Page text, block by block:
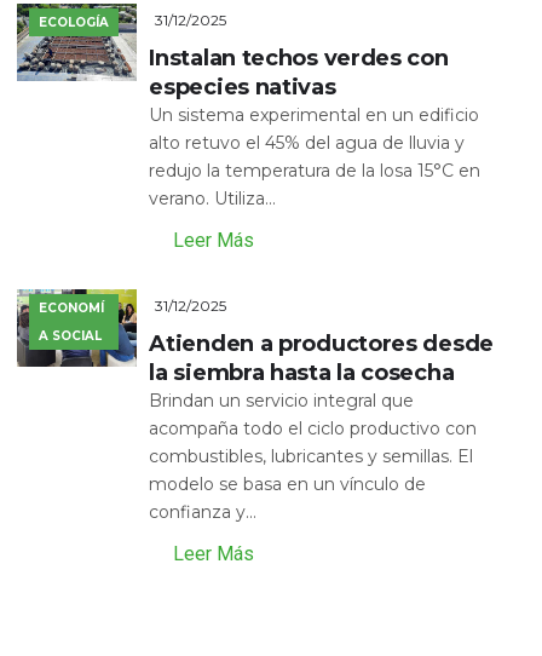
ECOLOGÍA 31/12/2025
Instalan techos verdes con
especies nativas
Un sistema experimental en un edificio
alto retuvo el 45% del agua de lluvia y
redujo la temperatura de la losa 15°C en
verano. Utiliza...
Leer Más
ECONOMÍ
A SOCIAL
31/12/2025
Atienden a productores desde
la siembra hasta la cosecha
Brindan un servicio integral que
acompaña todo el ciclo productivo con
combustibles, lubricantes y semillas. El
modelo se basa en un vínculo de
confianza y...
Leer Más